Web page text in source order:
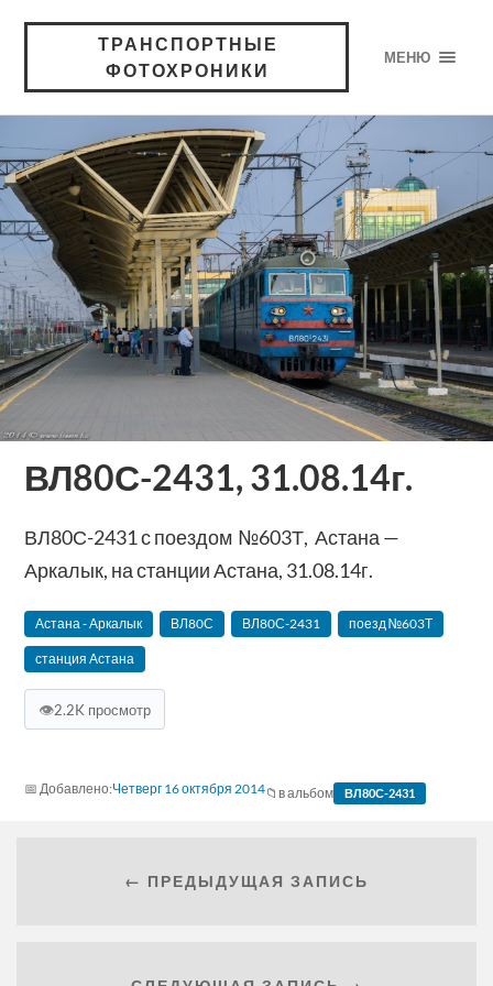
ТРАНСПОРТНЫЕ
ФОТОХРОНИКИ
МЕНЮ
ВЛ80С-2431, 31.08.14г.
ВЛ80С-2431 с поездом №603Т, Астана —
Аркалык, на станции Астана, 31.08.14г.
Астана - Аркалык ВЛ80С ВЛ80С-2431 поезд №603Т
станция Астана
👁2.2K просмотр
Четверг 16 октября 2014 в альбом ВЛ80С-2431
← ПРЕДЫДУЩАЯ ЗАПИСЬ